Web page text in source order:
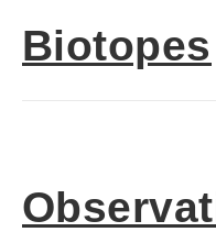
Biotopes